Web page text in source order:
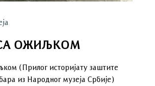
ОЖИЉКОМ
(Прилог историјату заштите
из Народног музеја Србије)